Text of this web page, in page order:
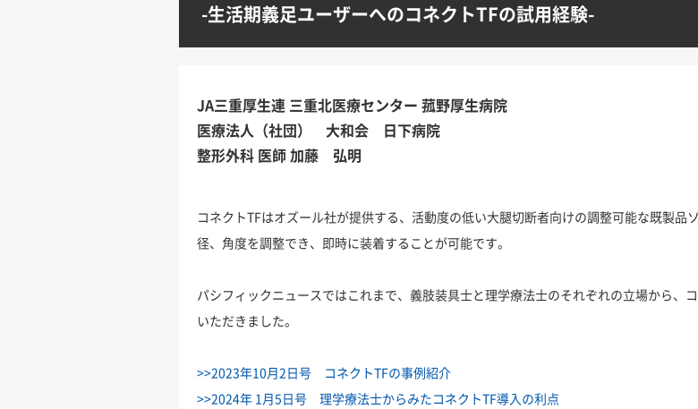
-生活期義足ユーザーへのコネクトTFの試用経験-
JA三重厚生連 三重北医療センター 菰野厚生病院
医療法人（社団） 大和会 日下病院
整形外科 医師 加藤 弘明
コネクトTFはオズール社が提供する、活動度の低い大腿切断者向けの調整可能な既製品
径、角度を調整でき、即時に装着することが可能です。
パシフィックニュースではこれまで、義肢装具士と理学療法士のそれぞれの立場から、
いただきました。
>>2023年10月2日号 コネクトTFの事例紹介
>>2024年 1月5日号 理学療法士からみたコネクトTF導入の利点